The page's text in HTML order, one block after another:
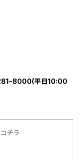
8000(平日10:00
チラ